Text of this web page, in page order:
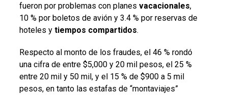
fueron por problemas con planes vacacionales,
10 % por boletos de avión y 3.4 % por reservas de
hoteles y tiempos compartidos.
Respecto al monto de los fraudes, el 46 % rondó
una cifra de entre $5,000 y 20 mil pesos, el 25 %
entre 20 mil y 50 mil, y el 15 % de $900 a 5 mil
pesos, en tanto las estafas de “montaviajes”